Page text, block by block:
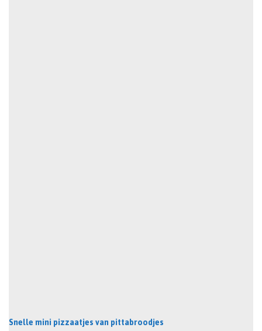
Snelle mini pizzaatjes van pittabroodjes